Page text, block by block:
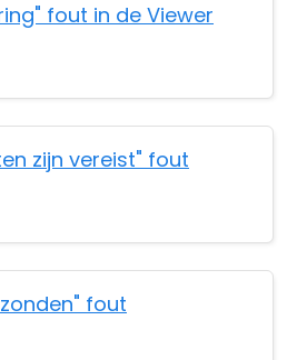
fout in de Viewer
zijn vereist" fout
fout